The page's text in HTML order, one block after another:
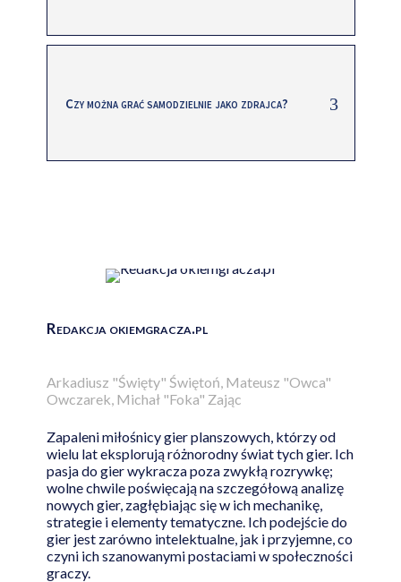
Czy można grać samodzielnie jako zdrajca?
Redakcja okiemgracza.pl
Arkadiusz "Święty" Świętoń, Mateusz "Owca"
Owczarek, Michał "Foka" Zając
Zapaleni miłośnicy gier planszowych, którzy od
wielu lat eksplorują różnorodny świat tych gier. Ich
pasja do gier wykracza poza zwykłą rozrywkę;
wolne chwile poświęcają na szczegółową analizę
nowych gier, zagłębiając się w ich mechanikę,
strategie i elementy tematyczne. Ich podejście do
gier jest zarówno intelektualne, jak i przyjemne, co
czyni ich szanowanymi postaciami w społeczności
graczy.